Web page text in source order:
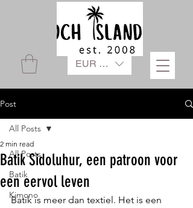
EUR (€)
Post
All Posts
Batik
Kimono
All Posts
Batik Sidoluhur, een patroon voor
een eervol leven
2 min read
Batik is meer dan textiel. Het is een